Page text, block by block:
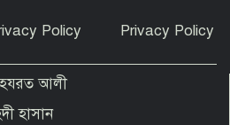
বেশি কিছু?
Policy Privacy Policy
আলী
হাসান